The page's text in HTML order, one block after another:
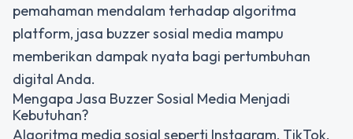
pemahaman mendalam terhadap algoritma
platform, jasa buzzer sosial media mampu
memberikan dampak nyata bagi pertumbuhan
digital Anda.
Mengapa Jasa Buzzer Sosial Media Menjadi
Kebutuhan?
Algoritma media sosial seperti Instagram, TikTok,